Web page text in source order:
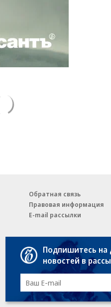
Обратная связь
Правовая информация
E-mail рассылки
Партнерские проекты/
«Промо» и «Официальное
На kommersant.ru
Подпишитесь на
новостей в